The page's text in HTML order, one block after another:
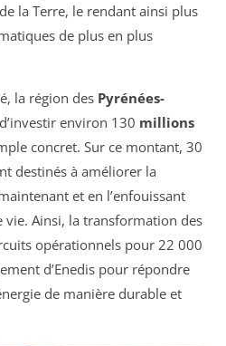
la Terre, le rendant ainsi plus
de plus en plus
la région des Pyrénées-
environ 130 millions
concret. Sur ce montant, 30
destinés à améliorer la
et en l’enfouissant
Ainsi, la transformation des
opérationnels pour 22 000
d’Enedis pour répondre
de manière durable et